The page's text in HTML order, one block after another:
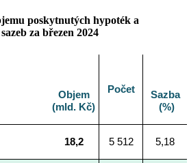
poskytnutých hypoték a
za březen 2024
Objem
(mld. Kč)
Počet
Sazba
(%)
18,2 5 512 5,18